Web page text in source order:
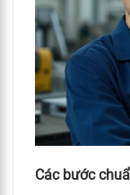
Các bước